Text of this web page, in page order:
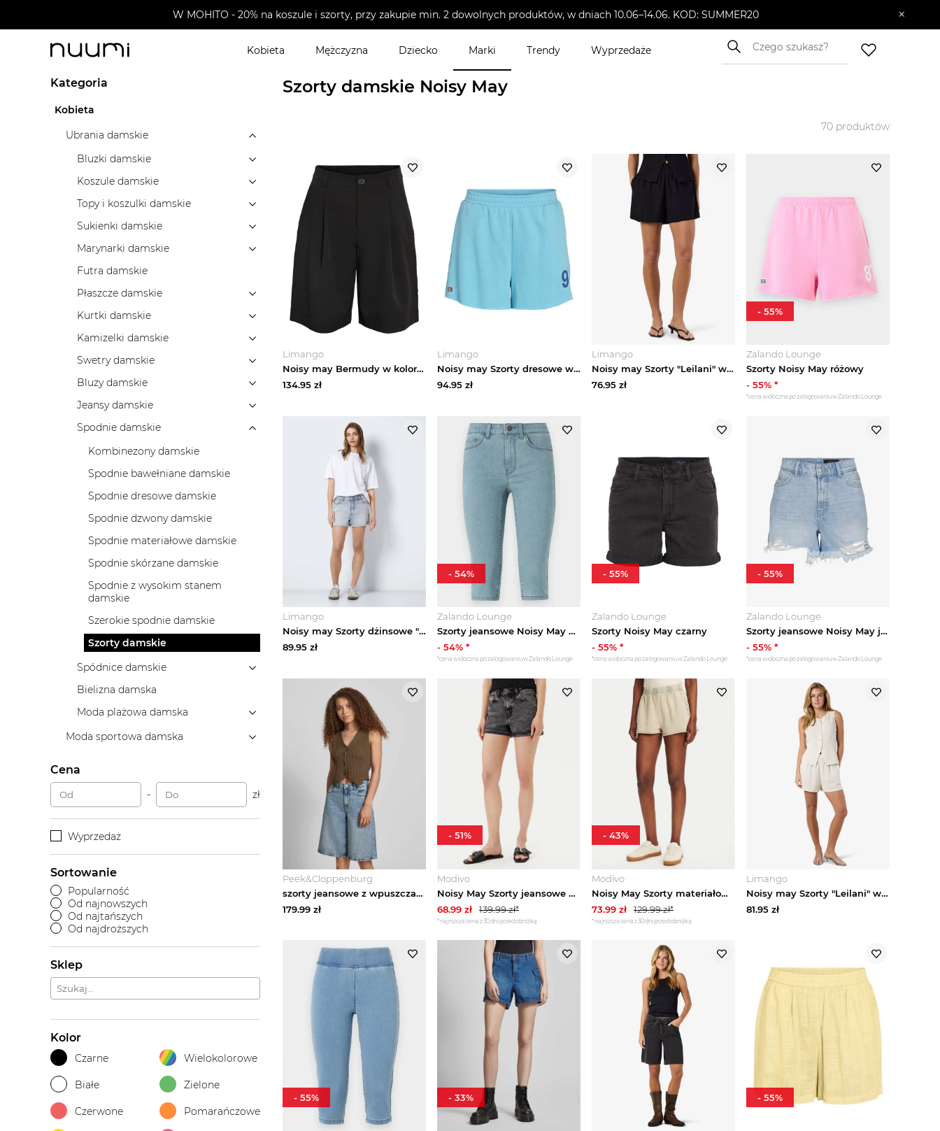
W MOHITO - 20% na koszule i szorty, przy zakupie min. 2 dowolnych produktów, w dniach 10.06–14.06. KOD: SUMMER20 ×
Kobieta Mężczyzna Dziecko Marki Trendy Wyprzedaże
nuumi.pl > Marki Spodnie damskie
Kategoria
Kobieta
Ubrania damskie
Bluzki damskie
Koszule damskie
Topy i koszulki damskie
Sukienki damskie
Marynarki damskie
Futra damskie
Płaszcze damskie
Kurtki damskie
Kamizelki damskie
Swetry damskie
Bluzy damskie
Jeansy damskie
Spodnie damskie
Kombinezony damskie
Spodnie bawełniane damskie
Spodnie dresowe damskie
Spodnie dzwony damskie
Spodnie materiałowe damskie
Spodnie skórzane damskie
Spodnie z wysokim stanem
damskie
Szerokie spodnie damskie
Szorty damskie
Spódnice damskie
Bielizna damska
Moda plażowa damska
Moda sportowa damska
Cena
- zł
Wyprzedaż
Sortowanie
Popularność
Od najnowszych
Od najtańszych
Od najdroższych
Sklep
Kolor
Czarne Wielokolorowe
Białe Zielone
Czerwone Pomarańczowe
Szorty damskie Noisy May
70 produktów
Limango
Noisy may Bermudy w kolorze czarnym rozmiar: XS
134.95 zł
Limango
Noisy may Szorty dresowe w kolorze błękitnym rozmiar: L
94.95 zł
Limango
Noisy may Szorty "Leilani" w kolorze czarnym rozmiar: XS
76.95 zł
Zalando Lounge
Szorty Noisy May różowy
- 55% *
*cena widoczna po zalogowaniu w Zalando Lounge
- 55%
Limango
Noisy may Szorty dżinsowe "Moni" w kolorze błękitnym rozmiar: XS
89.95 zł
Zalando Lounge
Szorty jeansowe Noisy May niebieski denim
- 54% *
*cena widoczna po zalogowaniu w Zalando Lounge
- 54%
Zalando Lounge
Szorty Noisy May czarny
- 55% *
*cena widoczna po zalogowaniu w Zalando Lounge
- 55%
Zalando Lounge
Szorty jeansowe Noisy May jasnoniebieski denim
- 55% *
*cena widoczna po zalogowaniu w Zalando Lounge
- 55%
Peek&Cloppenburg
szorty jeansowe z wpuszczanymi kieszeniami model 'MINDIE' Noisy May Jasnoniebieski melanż
179.99 zł
Modivo
Noisy May Szorty jeansowe Moni 27033697 Szary Slim Fit
68.99 zł 139.99zł*
*najniższa cena z 30 dni przed obniżką
- 51%
Modivo
Noisy May Szorty materiałowe Ciara 27034217 Beżowy Loose Fit
73.99 zł 129.99zł*
*najniższa cena z 30 dni przed obniżką
- 43%
Limango
Noisy may Szorty "Leilani" w kolorze beżowym rozmiar: XS
81.95 zł
- 55% - 33% - 55%